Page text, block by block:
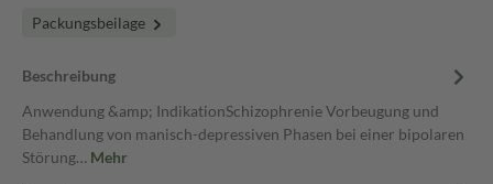
Packungsbeilage
Beschreibung
Anwendung &amp; IndikationSchizophrenie Vorbeugung und
Behandlung von manisch-depressiven Phasen bei einer bipolaren
Störung… Mehr